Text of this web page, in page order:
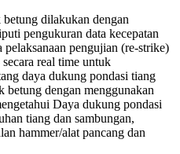
betung dilakukan dengan
pengukuran data kecepatan
pengujian (re-strike)
real time untuk
daya dukung pondasi tiang
betung dengan menggunakan
Daya dukung pondasi
tiang dan sambungan,
hammer/alat pancang dan